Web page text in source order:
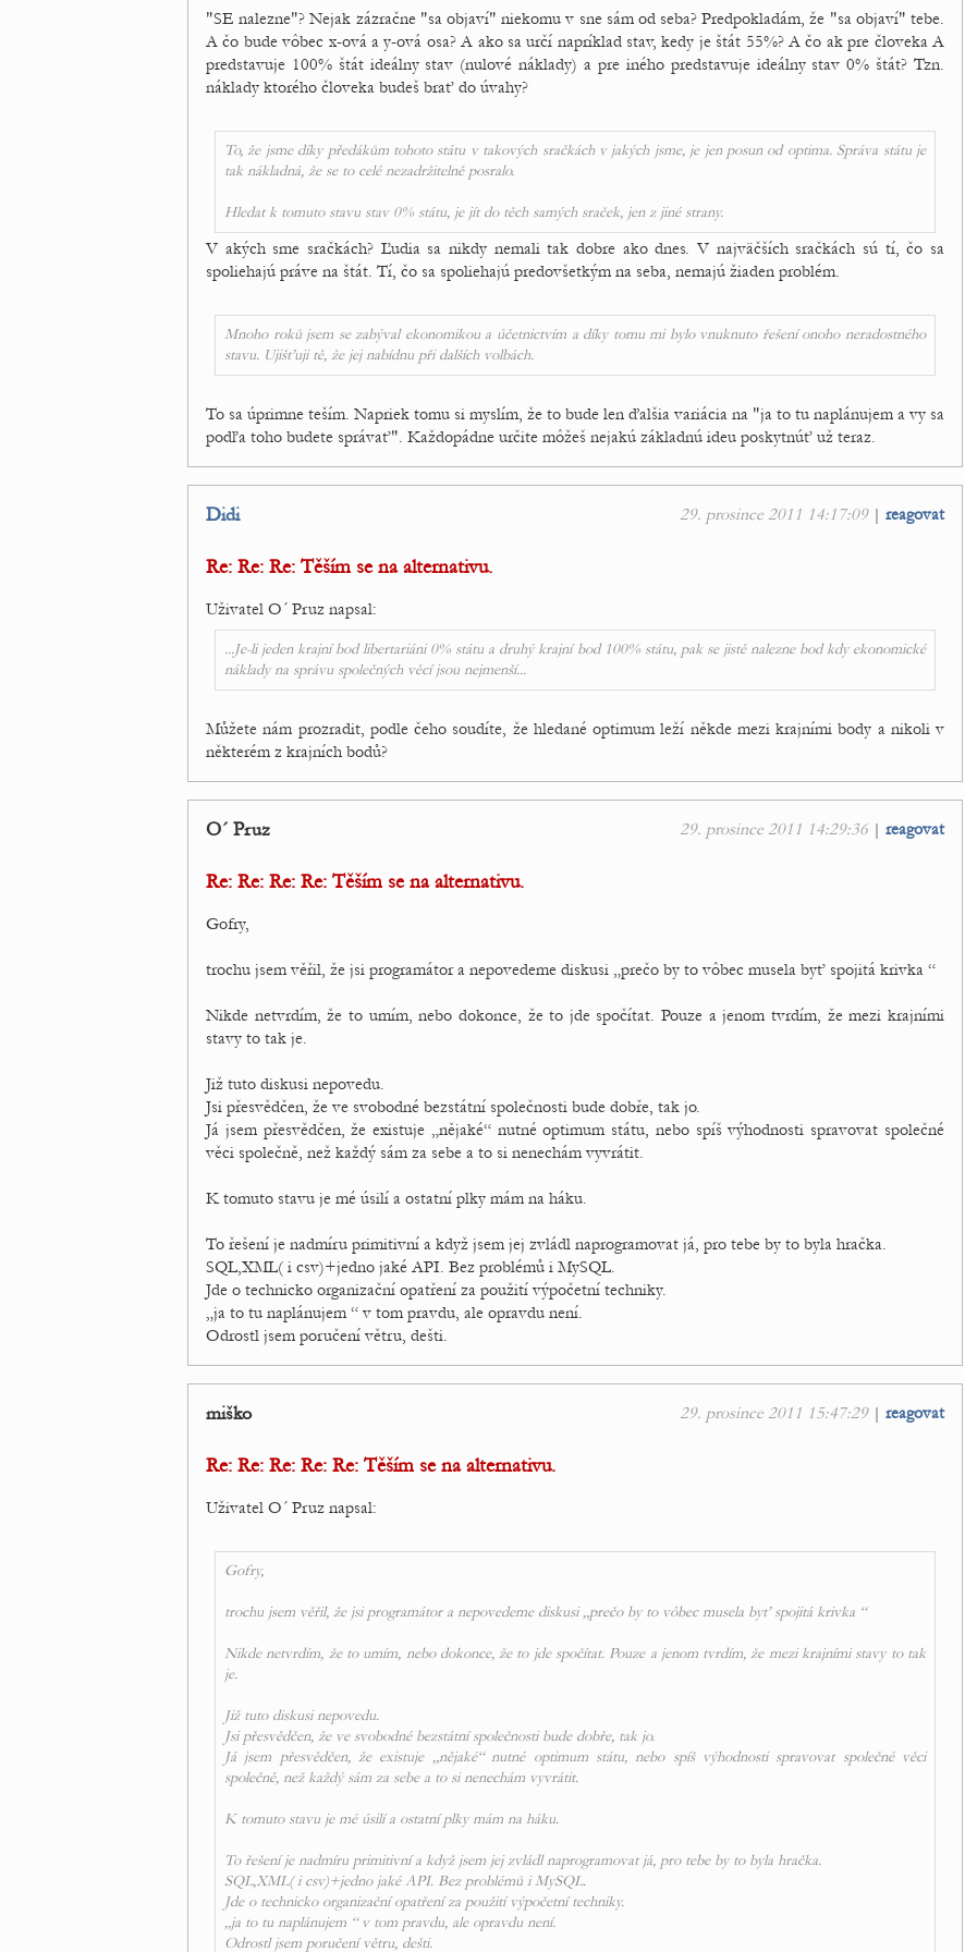
"SE nalezne"? Nejak zázračne "sa objaví" niekomu v sne sám od seba? Predpokladám, že "sa objaví" tebe.
A čo bude vôbec x-ová a y-ová osa? A ako sa určí napríklad stav, kedy je štát 55%? A čo ak pre človeka A
predstavuje 100% štát ideálny stav (nulové náklady) a pre iného predstavuje ideálny stav 0% štát? Tzn.
náklady ktorého človeka budeš brať do úvahy?
To, že jsme díky předákům tohoto státu v takových sračkách v jakých jsme, je jen posun od optima. Správa státu je
tak nákladná, že se to celé nezadržitelně posralo.
Hledat k tomuto stavu stav 0% státu, je jít do těch samých sraček, jen z jiné strany.
V akých sme sračkách? Ľudia sa nikdy nemali tak dobre ako dnes. V najväčších sračkách sú tí, čo sa
spoliehajú práve na štát. Tí, čo sa spoliehajú predovšetkým na seba, nemajú žiaden problém.
Mnoho roků jsem se zabýval ekonomikou a účetnictvím a díky tomu mi bylo vnuknuto řešení onoho neradostného
stavu. Ujišťuji tě, že jej nabídnu při dalších volbách.
To sa úprimne teším. Napriek tomu si myslím, že to bude len ďalšia variácia na "ja to tu naplánujem a vy sa
podľa toho budete správať". Každopádne určite môžeš nejakú základnú ideu poskytnúť už teraz.
29. prosince 2011 14:17:09| reagovat
Didi
Re: Re: Re: Těším se na alternativu.
Uživatel O´ Pruz napsal:
...Je-li jeden krajní bod libertariáni 0% státu a druhý krajní bod 100% státu, pak se jistě nalezne bod kdy ekonomické
náklady na správu společných věcí jsou nejmenší...
Můžete nám prozradit, podle čeho soudíte, že hledané optimum leží někde mezi krajními body a nikoli v
některém z krajních bodů?
29. prosince 2011 14:29:36 | reagovat
O´ Pruz
Re: Re: Re: Re: Těším se na alternativu.
Gofry,
trochu jsem věřil, že jsi programátor a nepovedeme diskusi „prečo by to vôbec musela byť spojitá krivka “
Nikde netvrdím, že to umím, nebo dokonce, že to jde spočítat. Pouze a jenom tvrdím, že mezi krajními
stavy to tak je.
Již tuto diskusi nepovedu.
Jsi přesvědčen, že ve svobodné bezstátní společnosti bude dobře, tak jo.
Já jsem přesvědčen, že existuje „nějaké“ nutné optimum státu, nebo spíš výhodnosti spravovat společné
věci společně, než každý sám za sebe a to si nenechám vyvrátit.
K tomuto stavu je mé úsilí a ostatní plky mám na háku.
To řešení je nadmíru primitivní a když jsem jej zvládl naprogramovat já, pro tebe by to byla hračka.
SQL,XML( i csv)+jedno jaké API. Bez problémů i MySQL.
Jde o technicko organizační opatření za použití výpočetní techniky.
„ja to tu naplánujem “ v tom pravdu, ale opravdu není.
Odrostl jsem poručení větru, dešti.
29. prosince 2011 15:47:29| reagovat
miško
Re: Re: Re: Re: Re: Těším se na alternativu.
Uživatel O´ Pruz napsal:
Gofry,
trochu jsem věřil, že jsi programátor a nepovedeme diskusi „prečo by to vôbec musela byť spojitá krivka “
Nikde netvrdím, že to umím, nebo dokonce, že to jde spočítat. Pouze a jenom tvrdím, že mezi krajními stavy to tak
je.
Již tuto diskusi nepovedu.
Jsi přesvědčen, že ve svobodné bezstátní společnosti bude dobře, tak jo.
Já jsem přesvědčen, že existuje „nějaké“ nutné optimum státu, nebo spíš výhodnosti spravovat společné věci
společně, než každý sám za sebe a to si nenechám vyvrátit.
K tomuto stavu je mé úsilí a ostatní plky mám na háku.
To řešení je nadmíru primitivní a když jsem jej zvládl naprogramovat já, pro tebe by to byla hračka.
SQL,XML( i csv)+jedno jaké API. Bez problémů i MySQL.
Jde o technicko organizační opatření za použití výpočetní techniky.
„ja to tu naplánujem “ v tom pravdu, ale opravdu není.
Odrostl jsem poručení větru, dešti.